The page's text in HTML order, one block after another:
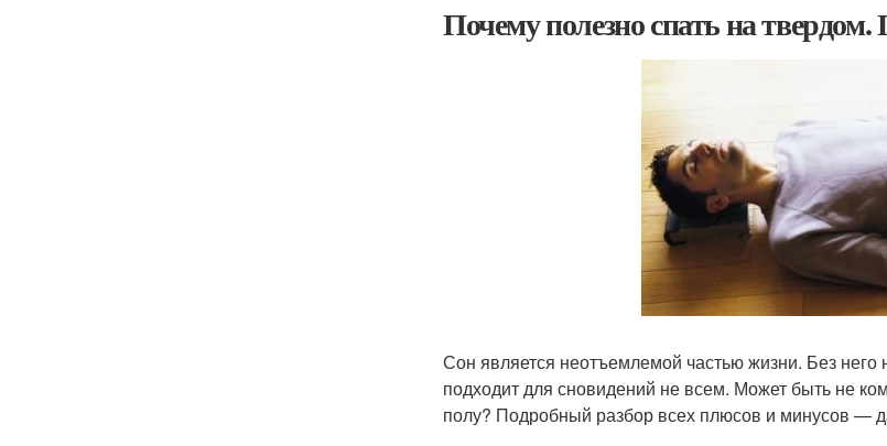
Почему полезно спать на
Сон является неотъемлемой частью жизни. Без
подходит для сновидений не всем. Может быть не
полу? Подробный разбор всех плюсов и минусов —